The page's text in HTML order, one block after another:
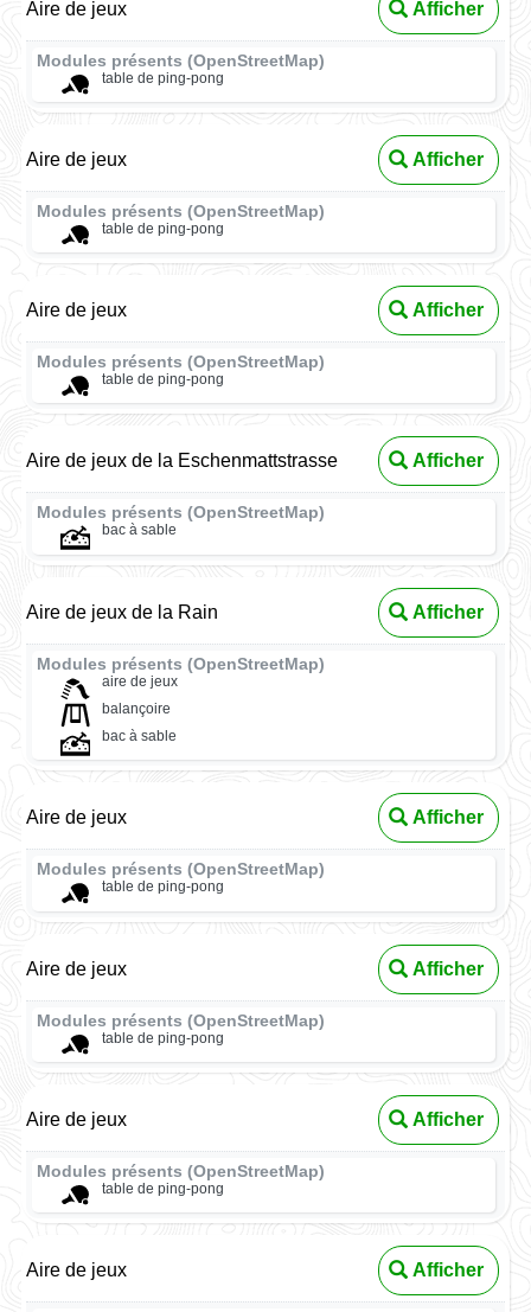
Aire de jeux Afficher
Modules présents (OpenStreetMap)
table de ping-pong
Aire de jeux Afficher
Modules présents (OpenStreetMap)
table de ping-pong
Aire de jeux Afficher
Modules présents (OpenStreetMap)
table de ping-pong
Aire de jeux de la Eschenmattstrasse Afficher
Modules présents (OpenStreetMap)
bac à sable
Aire de jeux de la Rain Afficher
Modules présents (OpenStreetMap)
aire de jeux
balançoire
bac à sable
Aire de jeux Afficher
Modules présents (OpenStreetMap)
table de ping-pong
Aire de jeux Afficher
Modules présents (OpenStreetMap)
table de ping-pong
Aire de jeux Afficher
Modules présents (OpenStreetMap)
table de ping-pong
Aire de jeux Afficher